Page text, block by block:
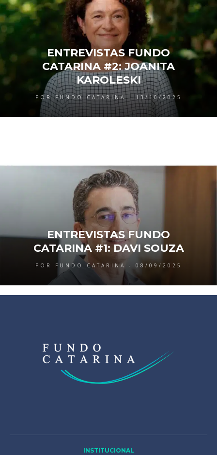
ENTREVISTAS FUNDO
CATARINA #2: JOANITA
KAROLESKI
POR FUNDO CATARINA - 13/10/2025
ENTREVISTAS FUNDO
CATARINA #1: DAVI SOUZA
POR FUNDO CATARINA - 08/09/2025
INSTITUCIONAL